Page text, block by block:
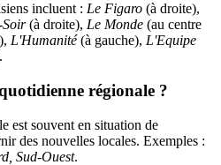
incluent : Le Figaro (à droite),
Soir(à droite), Le Monde (au centre
L'Humanité(à gauche), L'Equipe
régionale ?
est souvent en situation de
des nouvelles locales. Exemples :
Sud-Ouest.